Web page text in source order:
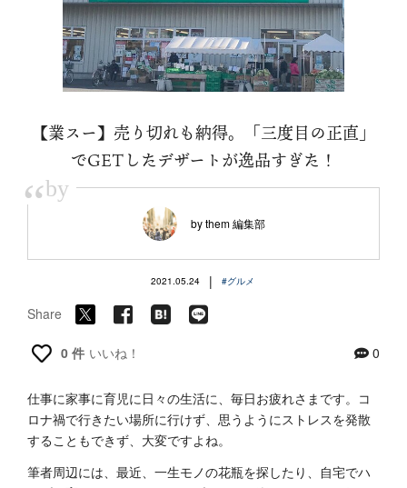
【業スー】売り切れも納得。「三度目の正直」
でGETしたデザートが逸品すぎた！
“by
by them 編集部
2021.05.24 | #グルメ
Share
0 件 いいね！ 0
仕事に家事に育児に日々の生活に、毎日お疲れさまです。コ
ロナ禍で行きたい場所に行けず、思うようにストレスを発散
することもできず、大変ですよね。
筆者周辺には、最近、一生モノの花瓶を探したり、自宅でハ